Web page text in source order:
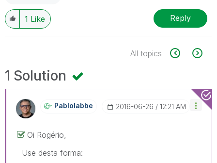
1 Like Reply
All topics
1 Solution
Pablolabbe ‎2016-06-26 12:21 AM
Oi Rogério,
Use desta forma: